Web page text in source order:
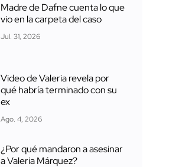
Madre de Dafne cuenta lo que
vio en la carpeta del caso
Jul. 31, 2026
Video de Valeria revela por
qué habría terminado con su
ex
Ago. 4, 2026
¿Por qué mandaron a asesinar
a Valeria Márquez?